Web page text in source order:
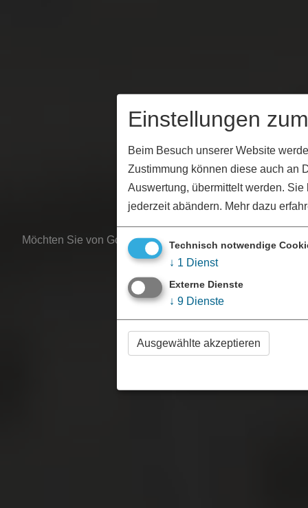
Möchten Sie von Google Maps bereitgestellte externe
Ja, immer
Einstellungen
Beim Besuch unserer Website
Zustimmung können diese auch an
Auswertung, übermittelt werden.
jederzeit abändern. Mehr dazu
Technisch notwendige
↓ 1 Dienst
Externe Dienste
↓ 9 Dienste
Ausgewählte akzeptieren